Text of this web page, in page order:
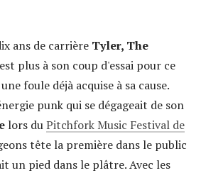
ans de carrière Tyler, The
plus à son coup d'essai pour ce
foule déjà acquise à sa cause.
punk qui se dégageait de son
lors duPitchfork Music Festival de
tête la première dans le public
un pied dans le plâtre. Avec les